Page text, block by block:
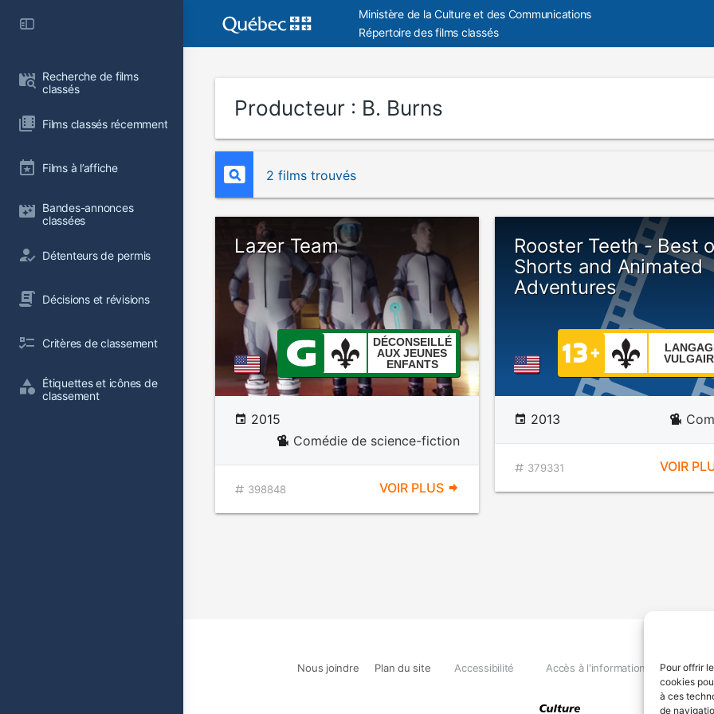
Pour offrir
cookies
à ces
de
Recherche de films
classés
Films classés récemment
Films à l’affiche
Bandes-annonces
classées
Détenteurs de permis
Décisions et révisions
Critères de classement
Étiquettes et icônes de
classement
Ministère de la Culture et des Communications
Répertoire des films classés
Producteur : B. Burns
2 films trouvés
Lazer Team
DÉCONSEILLÉ
AUX JEUNES
ENFANTS
2015
Comédie de science-fiction
398848 VOIR PLUS
Rooster Teeth - Best
Shorts and Animated
Adventures
2013
379331 VOIR
Nous joindre Plan du site Accessibilité Accès à l'information